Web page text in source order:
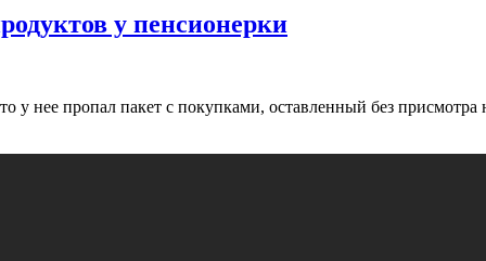
у пенсионерки
нее пропал пакет с покупками, оставленный без